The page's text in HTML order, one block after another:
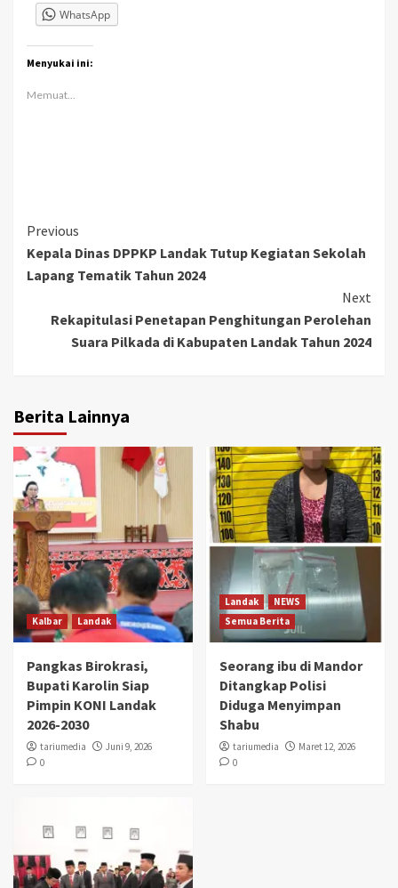
WhatsApp
Menyukai ini:
Memuat...
Continue
Reading
Previous
Kepala Dinas DPPKP Landak Tutup Kegiatan Sekolah
Lapang Tematik Tahun 2024
Next
Rekapitulasi Penetapan Penghitungan Perolehan
Suara Pilkada di Kabupaten Landak Tahun 2024
Berita Lainnya
Kalbar Landak
Pangkas Birokrasi,
Bupati Karolin Siap
Pimpin KONI Landak
2026-2030
tariumedia
Juni 9, 2026
0
Landak
NEWS
Semua Berita
Seorang ibu di Mandor
Ditangkap Polisi
Diduga Menyimpan
Shabu
tariumedia
Maret 12, 2026
0